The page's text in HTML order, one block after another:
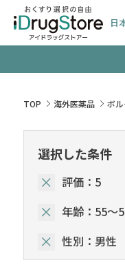
日
TOP 海外医薬品 ボ
選択した条件
評価：5
年齢：55～
性別：男性